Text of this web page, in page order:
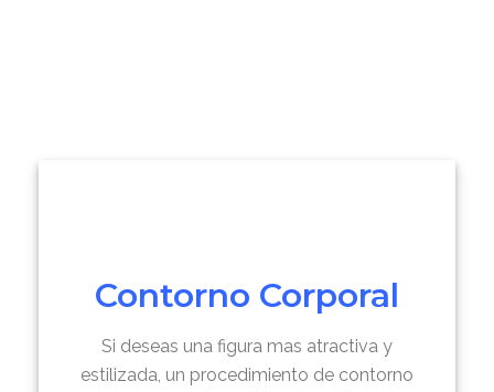
Contorno Corporal
Si deseas una figura mas atractiva y
estilizada, un procedimiento de contorno